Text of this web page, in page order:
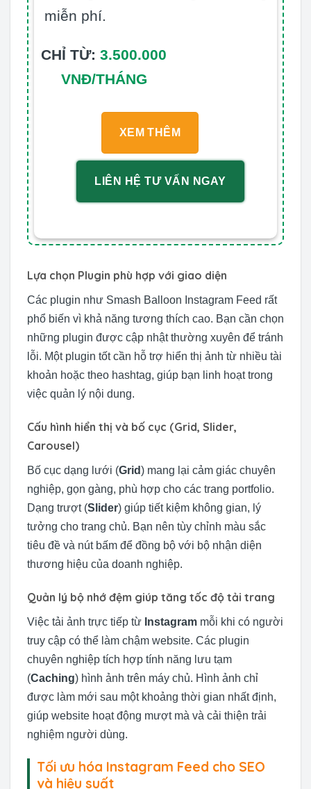
miễn phí.
CHỈ TỪ: 3.500.000
VNĐ/THÁNG
XEM THÊM
LIÊN HỆ TƯ VẤN NGAY
Lựa chọn Plugin phù hợp với giao diện
Các plugin như Smash Balloon Instagram Feed rất
phổ biến vì khả năng tương thích cao. Bạn cần chọn
những plugin được cập nhật thường xuyên để tránh
lỗi. Một plugin tốt cần hỗ trợ hiển thị ảnh từ nhiều tài
khoản hoặc theo hashtag, giúp bạn linh hoạt trong
việc quản lý nội dung.
Cấu hình hiển thị và bố cục (Grid, Slider,
Carousel)
Bố cục dạng lưới (Grid) mang lại cảm giác chuyên
nghiệp, gọn gàng, phù hợp cho các trang portfolio.
Dạng trượt (Slider) giúp tiết kiệm không gian, lý
tưởng cho trang chủ. Bạn nên tùy chỉnh màu sắc
tiêu đề và nút bấm để đồng bộ với bộ nhận diện
thương hiệu của doanh nghiệp.
Quản lý bộ nhớ đệm giúp tăng tốc độ tải trang
Việc tải ảnh trực tiếp từ Instagram mỗi khi có người
truy cập có thể làm chậm website. Các plugin
chuyên nghiệp tích hợp tính năng lưu tạm
(Caching) hình ảnh trên máy chủ. Hình ảnh chỉ
được làm mới sau một khoảng thời gian nhất định,
giúp website hoạt động mượt mà và cải thiện trải
nghiệm người dùng.
Tối ưu hóa Instagram Feed cho SEO
và hiệu suất